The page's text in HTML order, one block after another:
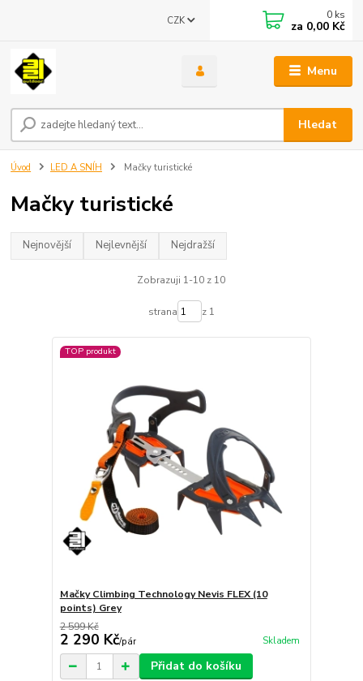
Menu
CZK
Hledat
0 ks
za 0,00 Kč
Úvod LED A SNÍH Mačky turistické
Mačky turistické
Nejnovější Nejlevnější Nejdražší
Zobrazuji 1-10 z 10
strana z 1
TOP produkt
Mačky Climbing Technology Nevis FLEX (10
points) Grey
2 599 Kč
2 290 Kč/pár Skladem
Přidat do košíku